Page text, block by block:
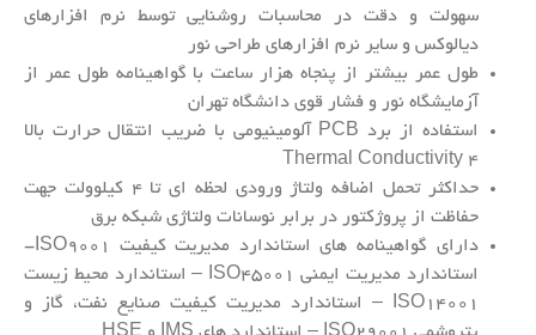
سهولت و دقت در محاسبات روشنایی توسط نرم افزارهای
دیالوکس و سایر نرم افزارهای طراحی نور
طول عمر بیشتر از پنجاه هزار ساعت با گواهینامه طول عمر از
آزمایشگاه نور و فشار قوی دانشگاه تهران
استفاده از برد PCB آلومینیومی با ضریب انتقال حرارت بالا
Thermal Conductivity ۴
حداکثر تحمل اضافه ولتاژ ورودی لحظه ای تا ۴ کیلوولت جهت
حفاظت از پروژکتور در برابر نوسانات ولتاژی شبکه برق
دارای گواهینامه های استاندارد مدیریت کیفیت ISO9001-
استاندارد مدیریت ایمنی ISO45001 – استاندارد محیط زیست
ISO14001 – استاندارد مدیریت کیفیت صنایع نفت، گاز و